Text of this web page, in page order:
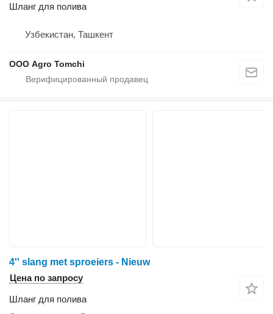
Шланг для полива
Узбекистан, Ташкент
ООО Agro Tomchi
4'' slang met sproeiers - Nieuw
Цена по запросу
Шланг для полива